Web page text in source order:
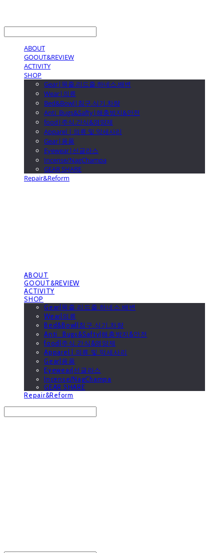
ABOUT
GOOUT&REVIEW
ACTIVITY
SHOP
Gear|목줄.리드줄.하네스.배변
Wear|의류
Bed&Bowl|침구.식기.차량
Anti_Bugs&Safty|해충방지&안전
food|주식.간식&영양제
Apparel | 의류 및 악세사리
Gear|용품
Eyewear|선글라스
Incense/NagChampa
GEAR SHARE
Repair&Reform
ABOUT
GOOUT&REVIEW
ACTIVITY
SHOP
Gear|목줄.리드줄.하네스.배변
Wear|의류
Bed&Bowl|침구.식기.차량
Anti_Bugs&Safty|해충방지&안전
food|주식.간식&영양제
Apparel | 의류 및 악세사리
Gear|용품
Eyewear|선글라스
Incense/NagChampa
GEAR SHARE
Repair&Reform